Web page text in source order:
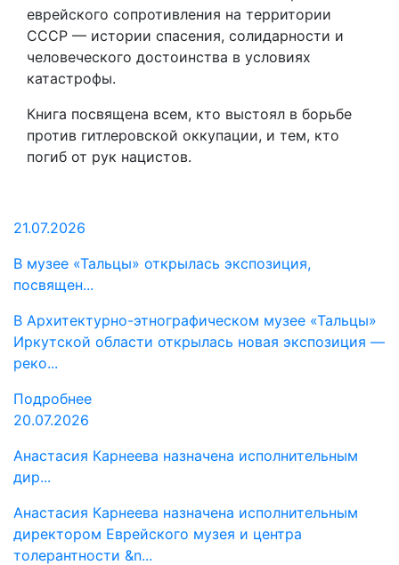
еврейского сопротивления на территории
СССР — истории спасения, солидарности и
человеческого достоинства в условиях
катастрофы.
Книга посвящена всем, кто выстоял в борьбе
против гитлеровской оккупации, и тем, кто
погиб от рук нацистов.
21.07.2026
В музее «Тальцы» открылась экспозиция,
посвящен...
В Архитектурно-этнографическом музее «Тальцы»
Иркутской области открылась новая экспозиция —
реко...
Подробнее
20.07.2026
Анастасия Карнеева назначена исполнительным
дир...
Анастасия Карнеева назначена исполнительным
директором Еврейского музея и центра
толерантности &n...